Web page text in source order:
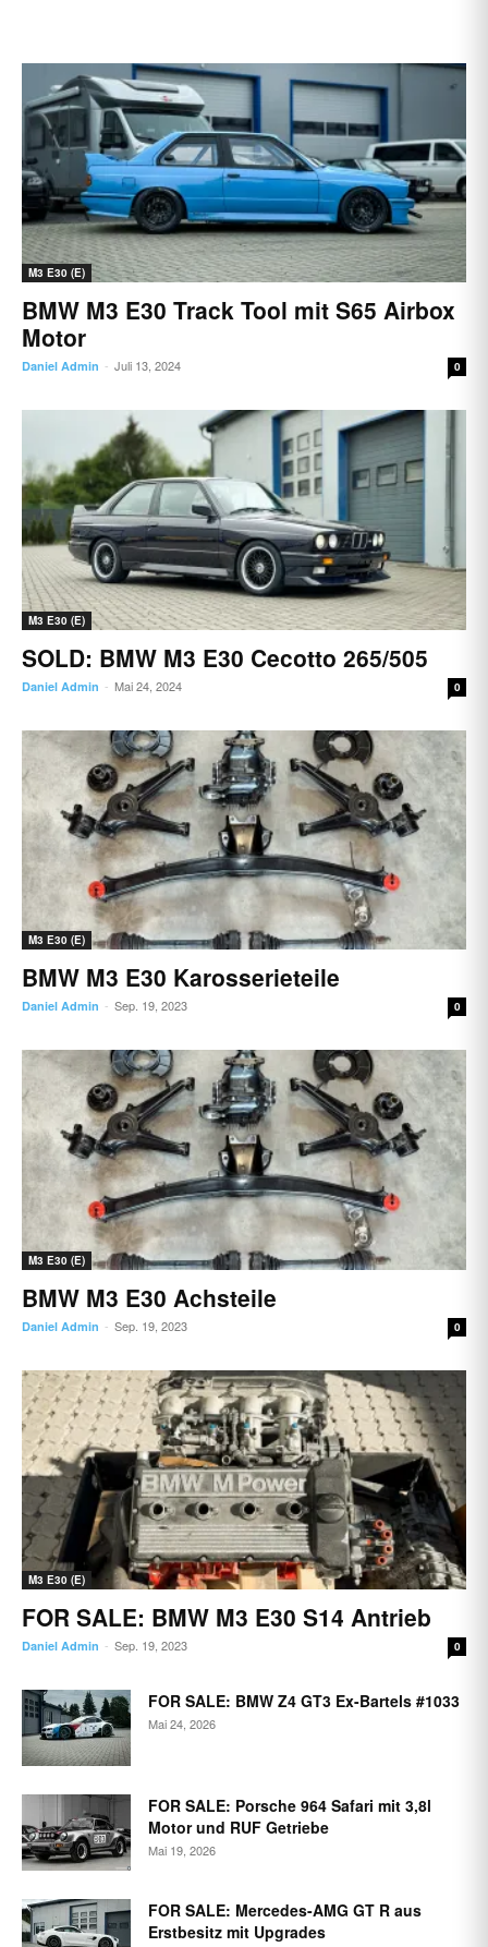
M3 E30 (E)
BMW M3 E30 Track Tool mit S65 Airbox
Motor
Daniel Admin - Juli 13, 2024 0
M3 E30 (E)
SOLD: BMW M3 E30 Cecotto 265/505
Daniel Admin - Mai 24, 2024 0
M3 E30 (E)
BMW M3 E30 Karosserieteile
Daniel Admin - Sep. 19, 2023 0
M3 E30 (E)
BMW M3 E30 Achsteile
Daniel Admin - Sep. 19, 2023 0
M3 E30 (E)
FOR SALE: BMW M3 E30 S14 Antrieb
Daniel Admin - Sep. 19, 2023 0
FOR SALE: BMW Z4 GT3 Ex-Bartels #1033
Mai 24, 2026
FOR SALE: Porsche 964 Safari mit 3,8l
Motor und RUF Getriebe
Mai 19, 2026
FOR SALE: Mercedes-AMG GT R aus
Erstbesitz mit Upgrades